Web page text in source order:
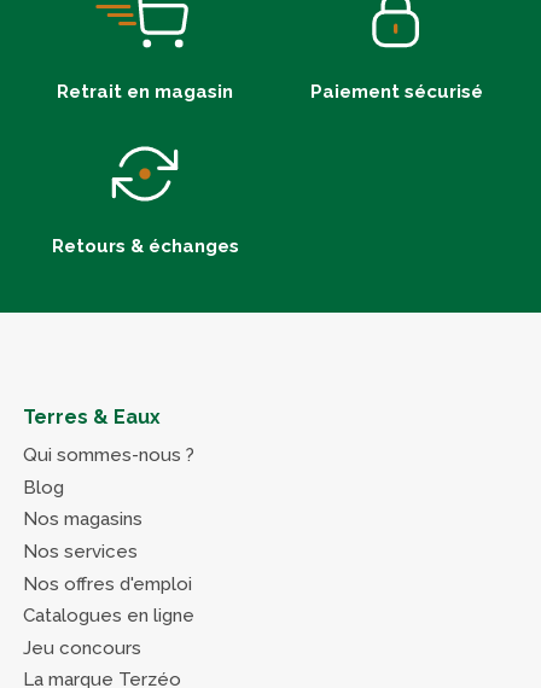
Retrait en magasin Paiement sécurisé
Retours & échanges
Terres & Eaux
Qui sommes-nous ?
Blog
Nos magasins
Nos services
Nos offres d'emploi
Catalogues en ligne
Jeu concours
La marque Terzéo